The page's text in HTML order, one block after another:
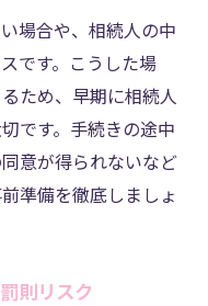
場合や、相続人の中
です。こうした場
ため、早期に相続人
です。手続きの途中
意が得られないなど
準備を徹底しましょ
則リスク